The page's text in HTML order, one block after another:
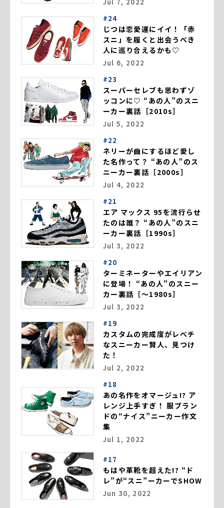
#24
じつは恋愛運にイイ！「赤
スニ」を履くと出会うべき
人に巡り合えるかも♡
Jul 6, 2022
#23
スーパーセレブも思わずゾ
ッコンに♡ “あの人”のスニ
ーカー裏話［2010s］
Jul 5, 2022
#22
ネリーが曲にするほど愛し
た名作って？ “あの人”のス
ニーカー裏話［2000s］
Jul 4, 2022
#21
エア マックス 95を流行らせ
たのは誰？ “あの人”のスニ
ーカー裏話［1990s］
Jul 3, 2022
#20
ターミネーターやエイリアン
に登場！ “あの人”のスニー
カー裏話［～1980s］
Jul 3, 2022
#19
カスタムの完成度がレべチ
なスニーカー賢人、見つけ
た！
Jul 2, 2022
#18
あの名作をオマージュ!? ア
レンジ上手すぎ！ 服ブラン
ドの“ナイス”ニーカー作文
集
Jul 1, 2022
#17
もはや革靴を超えた!? “ド
レ”が“スニ”ーカーでSHOW
Jun 30, 2022